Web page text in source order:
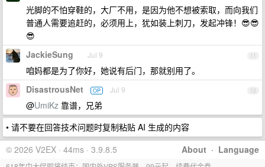
光脚的不怕穿鞋的，大厂不用，是因为他不想被索取，而向我们
普通人需要追赶的，必须用上，犹如装上刺刀，发起冲锋！😎😎
😎
11
JackieSung Jul 9
咱妈都是为了你好，她说有后门，那就别用了。
12
DisastrousNet OP Jul 9
@UmiKz 靠谱，兄弟
• 请不要在回答技术问题时复制粘贴 AI 生成的内容
About · Language
© 2026 V2EX · 44ms · 3.9.8.5